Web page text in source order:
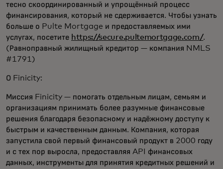
тесно скоординированный и упрощённый процесс
финансирования, который не сдерживается. Чтобы узнать
больше о Pulte Mortgage и предоставляемых ими
услугах, посетите https://secure.pultemortgage.com/.
(Равноправный жилищный кредитор — компания NMLS
#1791)
О Finicity:
Миссия Finicity — помогать отдельным лицам, семьям и
организациям принимать более разумные финансовые
решения благодаря безопасному и надёжному доступу к
быстрым и качественным данным. Компания, которая
запустила свой первый финансовый продукт в 2000 году
и с тех пор выросла, предоставляя API финансовых
данных, инструменты для принятия кредитных решений и